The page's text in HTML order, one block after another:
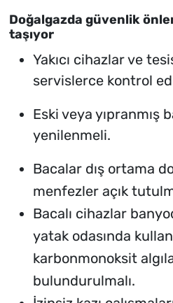
Doğalgazda güvenlik
taşıyor
Yakıcı cihazlar ve
servislerce kontrol
Eski veya yıpranmış
yenilenmeli.
Bacalar dış ortama
menfezler açık
Bacalı cihazlar
yatak odasında
karbonmonoksit
bulundurulmalı.